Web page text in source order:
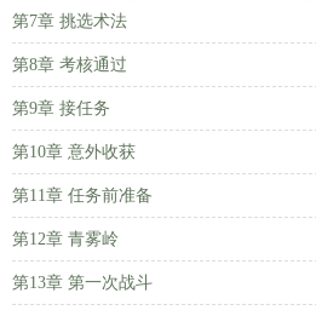
第7章 挑选术法
第8章 考核通过
第9章 接任务
第10章 意外收获
第11章 任务前准备
第12章 青雾岭
第13章 第一次战斗